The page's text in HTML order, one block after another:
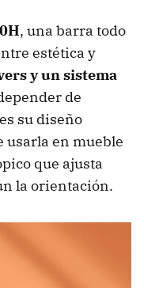
, una barra todo
estética y
y un sistema
de
su diseño
usarla en mueble
que ajusta
la orientación.